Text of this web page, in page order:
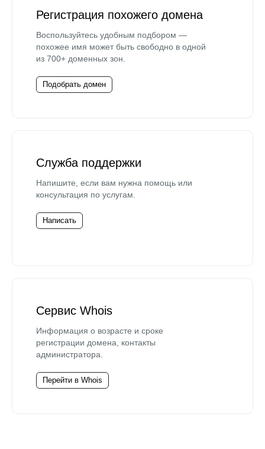
Регистрация похожего домена
Воспользуйтесь удобным подбором —
похожее имя может быть свободно в одной
из 700+ доменных зон.
Подобрать домен
Служба поддержки
Напишите, если вам нужна помощь или
консультация по услугам.
Написать
Сервис Whois
Информация о возрасте и сроке
регистрации домена, контакты
администратора.
Перейти в Whois